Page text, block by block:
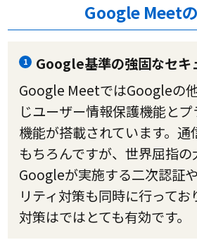
Google Meet
1
Google基準の強固なセキ
Google MeetではGoogleの
じユーザー情報保護機能と
機能が搭載されています。通
もちろんですが、世界屈指の
Googleが実施する二次認証
リティ対策も同時に行ってお
対策はではとても有効です。